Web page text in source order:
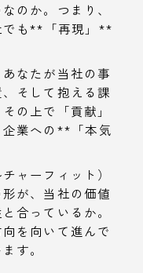
のか。つまり、
でも**「再現」**
なたが当社の事
そして抱える課
の上で「貢献」
企業への**「本気
ャーフィット）
が、当社の価値
合っているか。
を向いて進んで
す。